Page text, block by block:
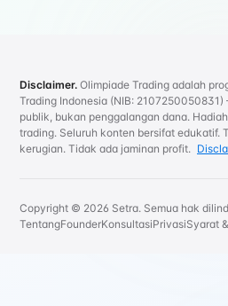
Disclaimer. Olimpiade Trading adalah
Trading Indonesia (NIB:
publik, bukan penggalangan dana.
trading. Seluruh konten bersifat edukatif.
kerugian. Tidak ada jaminan profit.
Copyright © 2026 Setra. Semua hak
TentangFounderKonsultasiPrivasiSyarat